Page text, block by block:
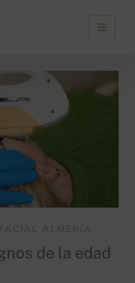
ALMERÍA
de la edad